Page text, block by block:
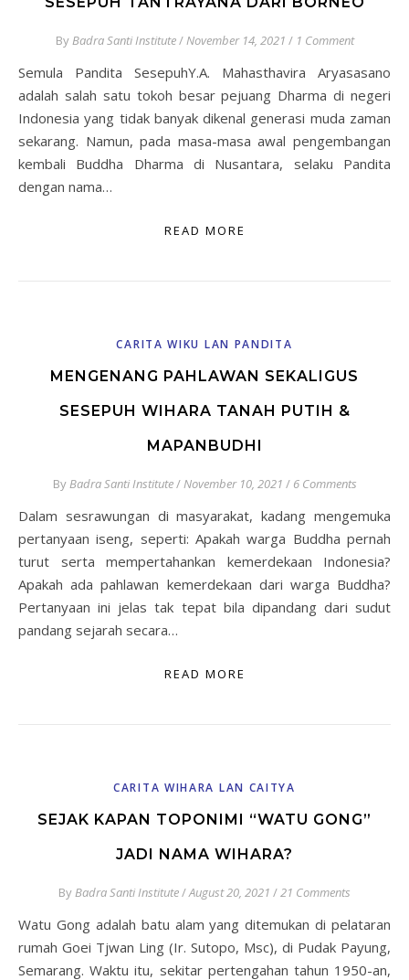
ByBadra Santi Institute/November 14, 2021 / 1 Comment
Semula Pandita SesepuhY.A. Mahasthavira Aryasasano
adalah salah satu tokoh besar pejuang Dharma di negeri
Indonesia yang tidak banyak dikenal generasi muda zaman
sekarang. Namun, pada masa-masa awal pengembangan
kembali Buddha Dharma di Nusantara, selaku Pandita
dengan nama…
READ MORE
CARITA WIKU LAN PANDITA
MENGENANG PAHLAWAN SEKALIGUS
SESEPUH WIHARA TANAH PUTIH &
MAPANBUDHI
ByBadra Santi Institute/November 10, 2021 / 6 Comments
Dalam sesrawungan di masyarakat, kadang mengemuka
pertanyaan iseng, seperti: Apakah warga Buddha pernah
turut serta mempertahankan kemerdekaan Indonesia?
Apakah ada pahlawan kemerdekaan dari warga Buddha?
Pertanyaan ini jelas tak tepat bila dipandang dari sudut
pandang sejarah secara…
READ MORE
CARITA WIHARA LAN CAITYA
SEJAK KAPAN TOPONIMI “WATU GONG”
JADI NAMA WIHARA?
ByBadra Santi Institute/August 20, 2021 /21 Comments
Watu Gong adalah batu alam yang ditemukan di pelataran
rumah Goei Tjwan Ling (Ir. Sutopo, Msc), di Pudak Payung,
Semarang. Waktu itu, sekitar pertengahan tahun 1950-an,